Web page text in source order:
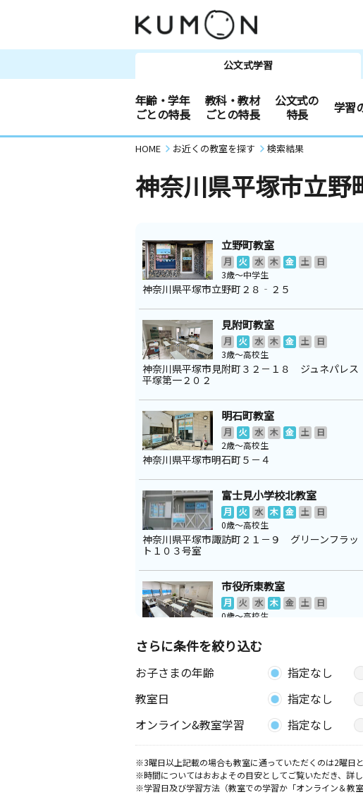
公文式学習
年齢・学年
ごとの特長
教科・教材
ごとの特長
公文式の
特長
学習
HOME お近くの教室を探す 検索結果
神奈川県平塚市立野
立野町教室
月 火 水 木 金 土
日
3歳～中学生
神奈川県平塚市立野町２８‐２５
見附町教室
月 火 水 木 金 土
日
3歳～高校生
神奈川県平塚市見附町３２－１８ ジュネパレス
平塚第一２０２
明石町教室
月 火 水 木 金 土
日
2歳～高校生
神奈川県平塚市明石町５－４
富士見小学校北教室
月 火 水 木 金 土
日
0歳～高校生
神奈川県平塚市諏訪町２１－９ グリーンフラッ
ト１０３号室
市役所東教室
月 火 水 木 金 土
日
0歳～高校生
八重咲町教室
木 金 土 日
3歳～高校生
神奈川県平塚市八重咲町１５－２０ ２階
中原教室
月 火 水 木 金 土
日
0歳～高校生
神奈川県平塚市中原１丁目８－１３ メインＦ
さらに条件を絞り込む
お子さまの年齢 指定なし
教室日
指定なし
オンライン&教室学習
指定なし
※3曜日以上記載の場合も教室に通っていただくのは2曜日と
※時間についてはおおよその目安としてご覧いただき、詳
※学習日及び学習方法（教室での学習か「オンライン＆教